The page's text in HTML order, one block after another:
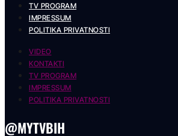
TV PROGRAM
IMPRESSUM
POLITIKA PRIVATNOSTI
VIDEO
KONTAKTI
TV PROGRAM
IMPRESSUM
POLITIKA PRIVATNOSTI
@MYTVBIH